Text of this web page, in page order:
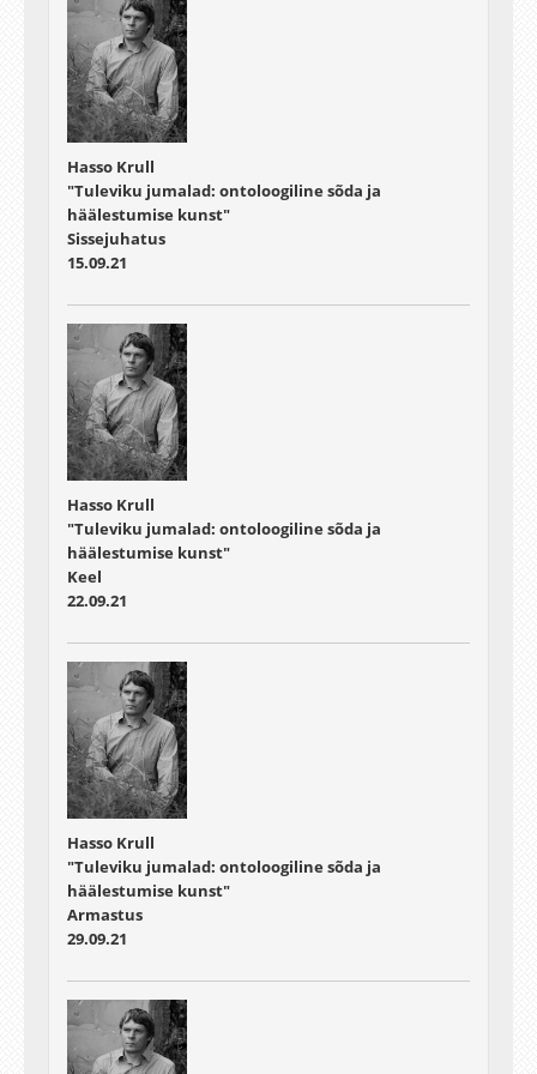
Hasso Krull
"Tuleviku jumalad: ontoloogiline sõda ja
häälestumise kunst"
Sissejuhatus
15.09.21
Hasso Krull
"Tuleviku jumalad: ontoloogiline sõda ja
häälestumise kunst"
Keel
22.09.21
Hasso Krull
"Tuleviku jumalad: ontoloogiline sõda ja
häälestumise kunst"
Armastus
29.09.21